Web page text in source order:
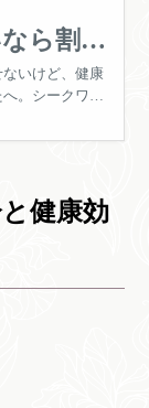
ら割っ
みの味
サーの
いけど、健康
。シークワー
にできます。
健康効